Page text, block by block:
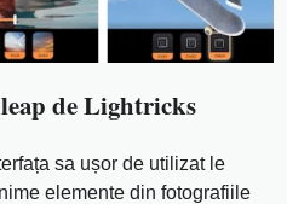
de Lightricks
sa ușor de utilizat le
elemente din fotografiile